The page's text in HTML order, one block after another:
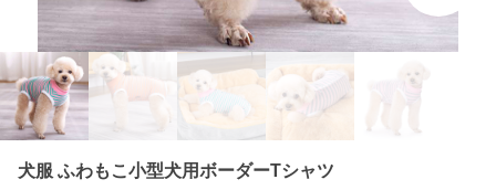
犬服 ふわもこ小型犬用ボーダーTシャツ